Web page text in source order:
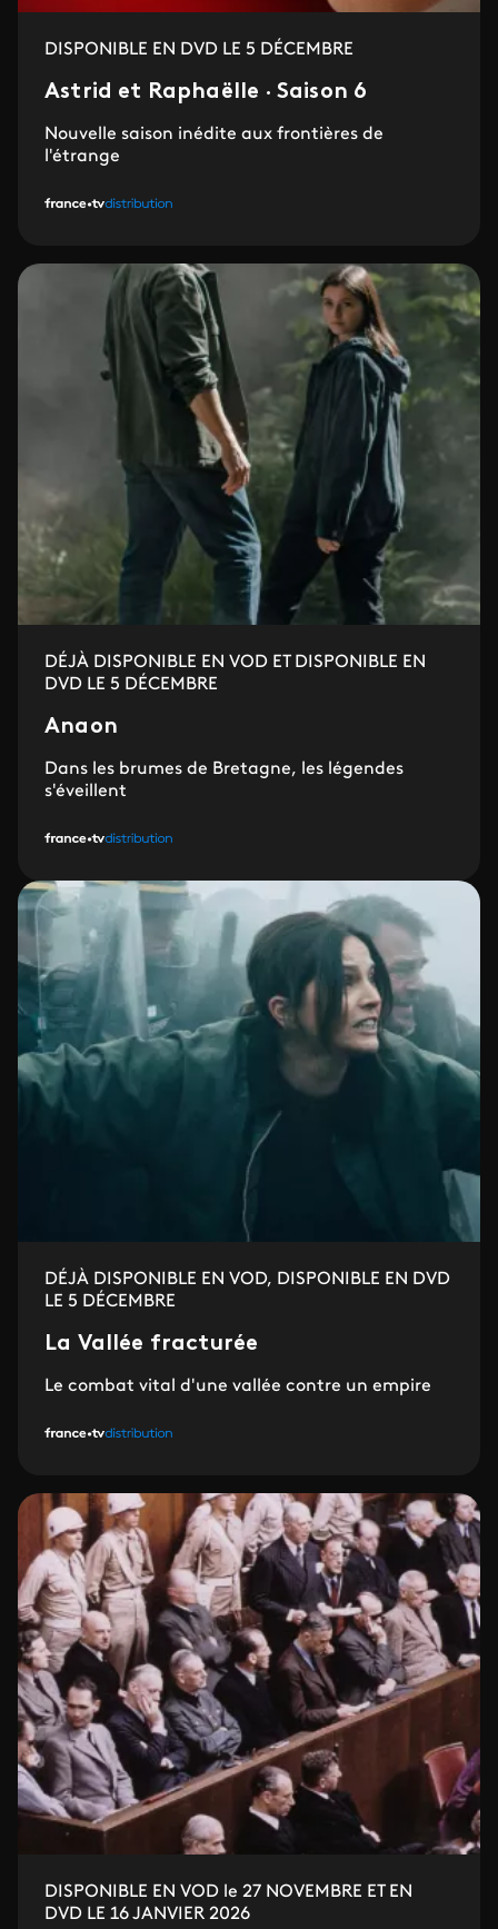
DISPONIBLE EN DVD LE 5 DÉCEMBRE
Astrid et Raphaëlle · Saison 6
Nouvelle saison inédite aux frontières de
l'étrange
DÉJÀ DISPONIBLE EN VOD ET DISPONIBLE EN
DVD LE 5 DÉCEMBRE
Anaon
Dans les brumes de Bretagne, les légendes
s'éveillent
DÉJÀ DISPONIBLE EN VOD, DISPONIBLE EN DVD
LE 5 DÉCEMBRE
La Vallée fracturée
Le combat vital d'une vallée contre un empire
DISPONIBLE EN VOD le 27 NOVEMBRE ET EN
DVD LE 16 JANVIER 2026